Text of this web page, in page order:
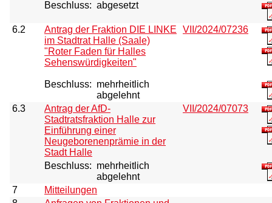
Beschluss: abgesetzt
6.2
Antrag der Fraktion DIE LINKE
im Stadtrat Halle (Saale)
"Roter Faden für Halles
Sehenswürdigkeiten"
VII/2024/07236
Beschluss: mehrheitlich
abgelehnt
6.3
Antrag der AfD-
Stadtratsfraktion Halle zur
Einführung einer
Neugeborenenprämie in der
Stadt Halle
VII/2024/07073
Beschluss: mehrheitlich
abgelehnt
7
Mitteilungen